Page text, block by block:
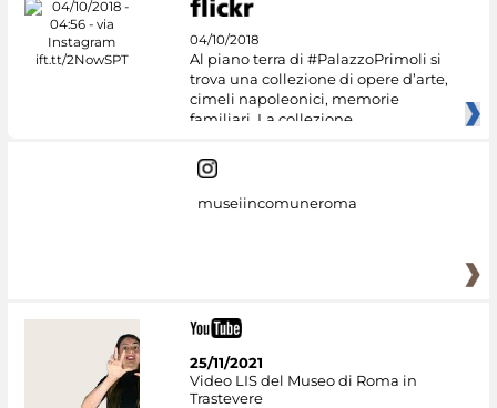
04/10/2018
Al piano terra di #PalazzoPrimoli si
trova una collezione di opere d’arte,
cimeli napoleonici, memorie
familiari. La collezione
museiincomuneroma
25/11/2021
Video LIS del Museo di Roma in
Trastevere